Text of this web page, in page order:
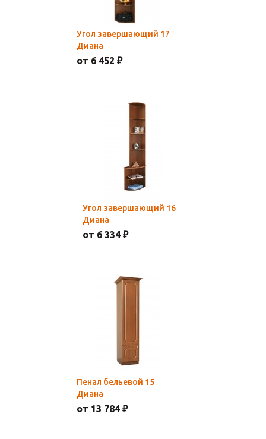
Угол завершающий 17
Диана
от 6 452 ₽
Угол завершающий 16
Диана
от 6 334 ₽
Пенал бельевой 15
Диана
от 13 784 ₽